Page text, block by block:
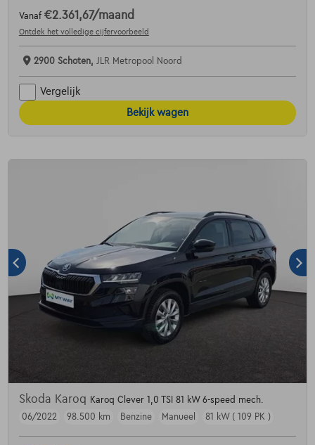
Vanaf €2.361,67/maand
Ontdek het volledige cijfervoorbeeld
2900 Schoten, JLR Metropool Noord
Vergelijk
Bekijk wagen
Skoda Karoq Karoq Clever 1,0 TSI 81 kW 6-speed mech.
06/2022
98.500 km Benzine Manueel 81 kW ( 109 PK )